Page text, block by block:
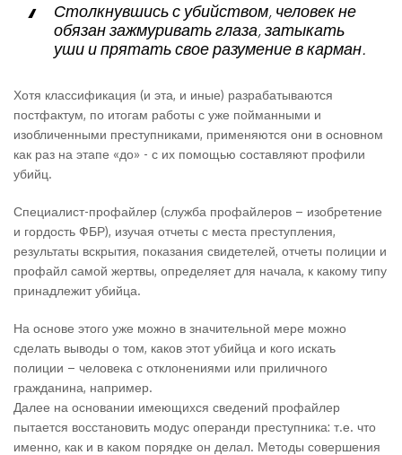
Столкнувшись с убийством, человек не
обязан зажмуривать глаза, затыкать
уши и прятать свое разумение в карман.
Хотя классификация (и эта, и иные) разрабатываются
постфактум, по итогам работы с уже пойманными и
изобличенными преступниками, применяются они в основном
как раз на этапе «до» - с их помощью составляют профили
убийц.
Специалист-профайлер (служба профайлеров – изобретение
и гордость ФБР), изучая отчеты с места преступления,
результаты вскрытия, показания свидетелей, отчеты полиции и
профайл самой жертвы, определяет для начала, к какому типу
принадлежит убийца.
На основе этого уже можно в значительной мере можно
сделать выводы о том, каков этот убийца и кого искать
полиции – человека с отклонениями или приличного
гражданина, например.
Далее на основании имеющихся сведений профайлер
пытается восстановить модус операнди преступника: т.е. что
именно, как и в каком порядке он делал. Методы совершения